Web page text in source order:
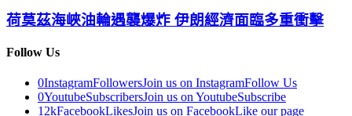
荷莫茲海峽油輪遇襲爆炸 伊朗經濟面臨多重衝擊
Follow Us
0InstagramFollowersJoin us on InstagramFollow Us
0YoutubeSubscribersJoin us on YoutubeSubscribe
12kFacebookLikesJoin us on FacebookLike our page